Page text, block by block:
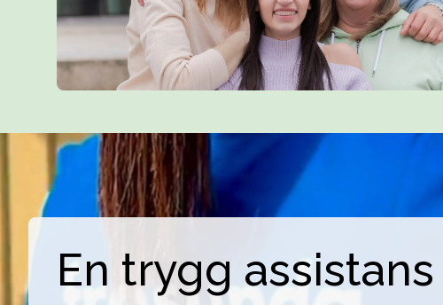
En trygg assistans